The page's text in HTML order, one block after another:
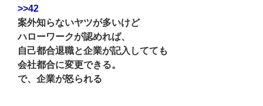
>>42
案外知らないヤツが多いけど
ハローワークが認めれば、
自己都合退職と企業が記入してても
会社都合に変更できる。
で、企業が怒られる